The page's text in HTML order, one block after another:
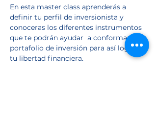
En esta master class aprenderás a
definir tu perfil de inversionista y
conoceras los diferentes instrumentos
que te podrán ayudar  a conformar tu
portafolio de inversión para así lograr
tu libertad financiera.